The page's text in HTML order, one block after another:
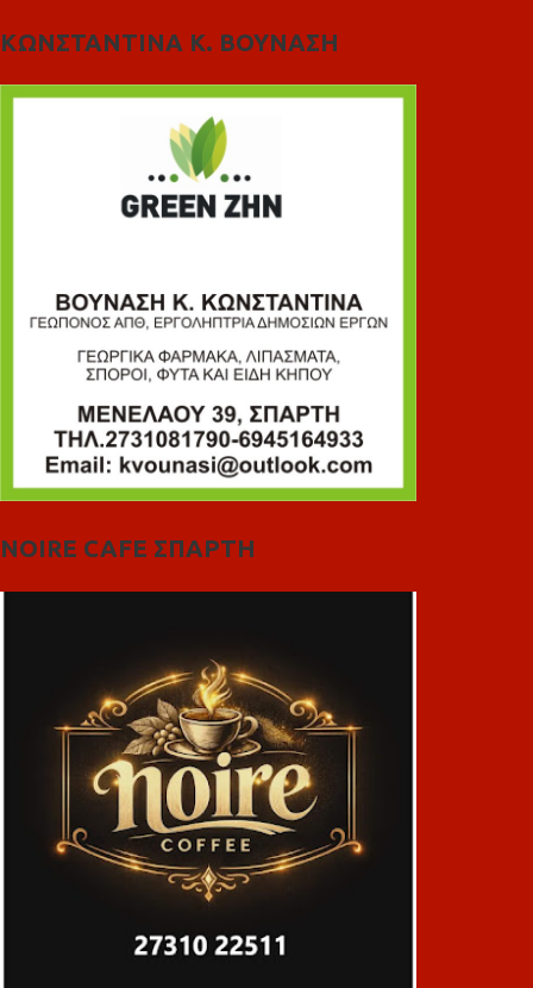
ΚΩΝΣΤΑΝΤΙΝΑ Κ. ΒΟΥΝΑΣΗ
NOIRE CAFE ΣΠΑΡΤΗ